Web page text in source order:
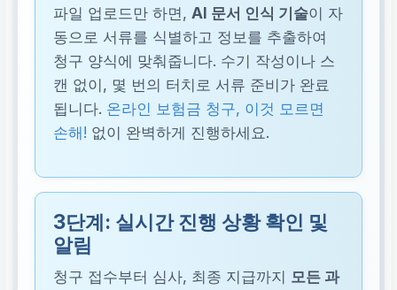
파일 업로드만 하면,AI 문서 인식 기술이 자
동으로 서류를 식별하고 정보를 추출하여
청구 양식에 맞춰줍니다. 수기 작성이나 스
캔 없이, 몇 번의 터치로 서류 준비가 완료
됩니다. 온라인 보험금 청구, 이것 모르면
손해! 없이 완벽하게 진행하세요.
3단계: 실시간 진행 상황 확인 및
알림
청구 접수부터 심사, 최종 지급까지 모든 과